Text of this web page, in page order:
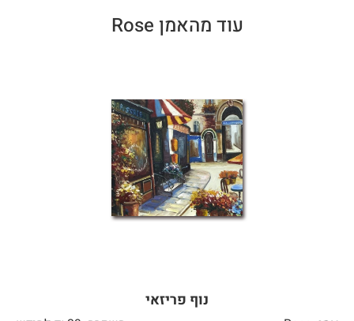
עוד מהאמן Rose
נוף פריזאי